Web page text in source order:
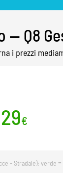
— Q8
i prezzi
€
- Stradale): verde